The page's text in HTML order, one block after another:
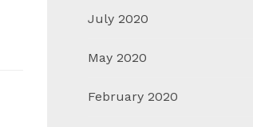
July 2020
May 2020
February 2020